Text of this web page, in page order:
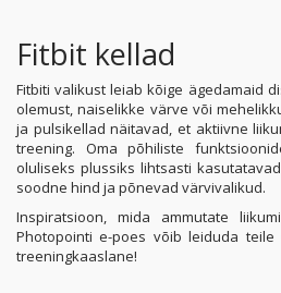
Fitbit kellad
Fitbiti valikust leiab kõige ägedamaid
olemust, naiselikke värve või
ja pulsikellad näitavad, et aktiivne
treening. Oma põhiliste
oluliseks plussiks lihtsasti
soodne hind ja põnevad värvivalikud.
Inspiratsioon, mida ammutate
Photopointi e-poes võib leiduda
treeningkaaslane!